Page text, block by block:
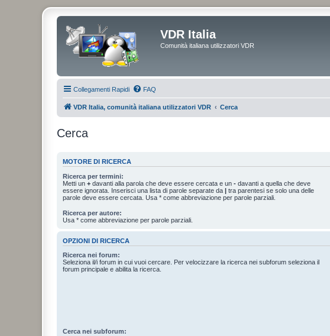
VDR Italia
Comunità italiana utilizzatori VDR
Collegamenti Rapidi FAQ
VDR Italia, comunità italiana utilizzatori VDR Cerca
Cerca
MOTORE DI RICERCA
Ricerca per termini:
Metti un + davanti alla parola che deve essere cercata e un - davanti a quella che deve
essere ignorata. Inserisci una lista di parole separate da | tra parentesi se solo una delle
parole deve essere cercata. Usa * come abbreviazione per parole parziali.
Ricerca per autore:
Usa * come abbreviazione per parole parziali.
OPZIONI DI RICERCA
Ricerca nei forum:
Seleziona il/i forum in cui vuoi cercare. Per velocizzare la ricerca nei subforum seleziona il
forum principale e abilita la ricerca.
Cerca nei subforum: